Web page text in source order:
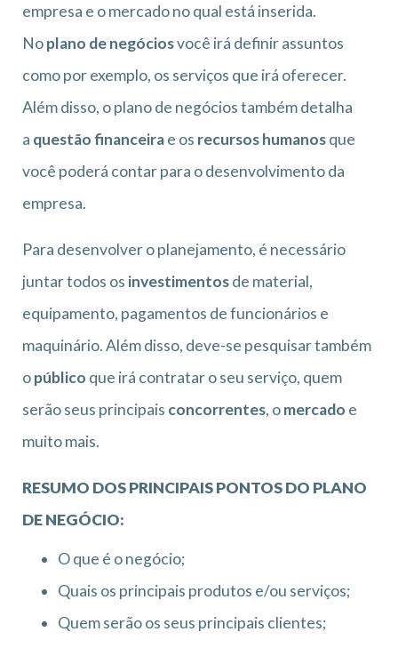
empresa e o mercado no qual está inserida.
Noplano de negóciosvocê irá definir assuntos
como por exemplo, os serviços que irá oferecer.
Além disso, o plano de negócios também detalha
a questão financeirae os recursos humanosque
você poderá contar para o desenvolvimento da
empresa.
Para desenvolver o planejamento, é necessário
juntar todos os investimentosde material,
equipamento, pagamentos de funcionários e
maquinário. Além disso, deve-se pesquisar também
opúblico que irá contratar o seu serviço, quem
serão seus principais concorrentes, omercado e
muito mais.
RESUMO DOS PRINCIPAIS PONTOS DO PLANO
DE NEGÓCIO:
O que é o negócio;
Quais os principais produtos e/ou serviços;
Quem serão os seus principais clientes;